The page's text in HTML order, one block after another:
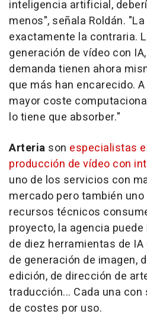
inteligencia artificial,
menos", señala Roldán. "
exactamente la contraria.
generación de vídeo con
demanda tienen ahora
que más han encarecido.
mayor coste
lo tiene que absorber."
Arteria son especialistas
producción de vídeo con
uno de los servicios con
mercado pero también
recursos técnicos
proyecto, la agencia
de diez herramientas de
de generación de imagen,
edición, de dirección de
traducción... Cada una
de costes por uso.